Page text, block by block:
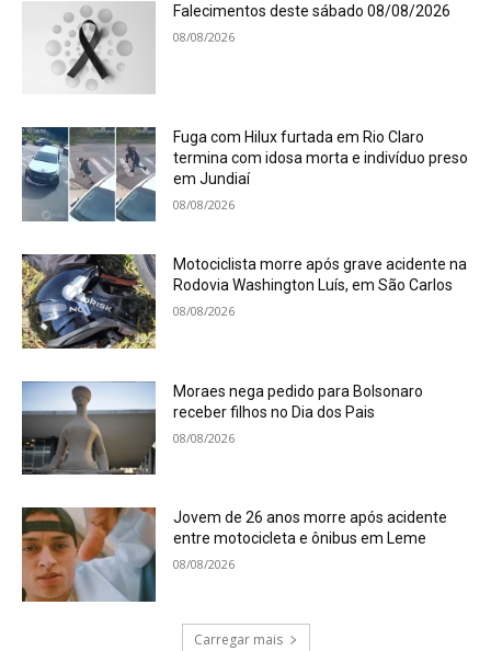
Falecimentos deste sábado 08/08/2026
08/08/2026
Fuga com Hilux furtada em Rio Claro
termina com idosa morta e indivíduo preso
em Jundiaí
08/08/2026
Motociclista morre após grave acidente na
Rodovia Washington Luís, em São Carlos
08/08/2026
Moraes nega pedido para Bolsonaro
receber filhos no Dia dos Pais
08/08/2026
Jovem de 26 anos morre após acidente
entre motocicleta e ônibus em Leme
08/08/2026
Carregar mais